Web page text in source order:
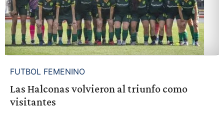
FUTBOL FEMENINO
Las Halconas volvieron al triunfo como
visitantes